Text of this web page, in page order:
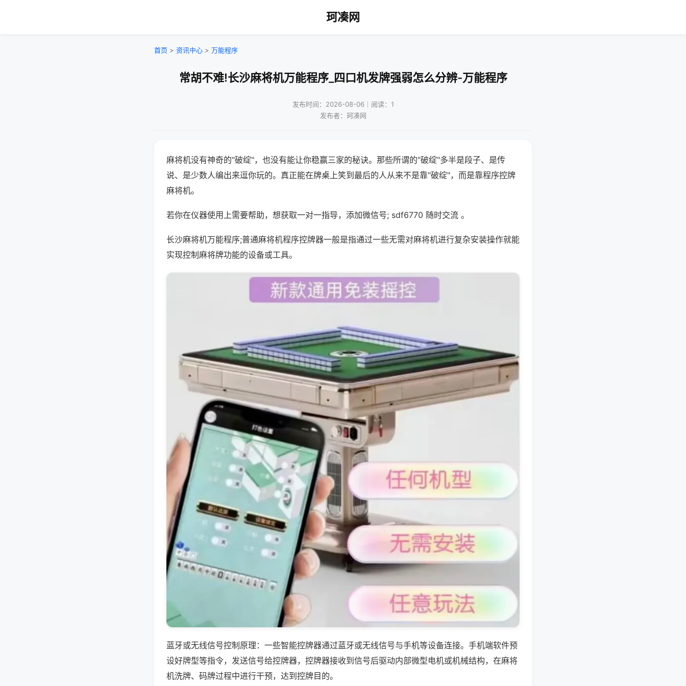
珂凑网
首页 > 资讯中心 > 万能程序
常胡不难!长沙麻将机万能程序_四口机发牌强弱怎么分辨-万能程序
发布时间：2026-08-06｜阅读：1
发布者：珂凑网
麻将机没有神奇的"破绽"，也没有能让你稳赢三家的秘诀。那些所谓的"破绽"多半是段子、是传
说、是少数人编出来逗你玩的。真正能在牌桌上笑到最后的人从来不是靠"破绽"，而是靠程序控牌
麻将机。
若你在仪器使用上需要帮助，想获取一对一指导，添加微信号; sdf6770 随时交流 。
长沙麻将机万能程序;普通麻将机程序控牌器一般是指通过一些无需对麻将机进行复杂安装操作就能
实现控制麻将牌功能的设备或工具。
蓝牙或无线信号控制原理：一些智能控牌器通过蓝牙或无线信号与手机等设备连接。手机端软件预
设好牌型等指令，发送信号给控牌器，控牌器接收到信号后驱动内部微型电机或机械结构，在麻将
机洗牌、码牌过程中进行干预，达到控牌目的。